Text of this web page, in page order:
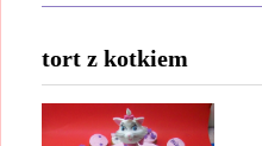
tort z kotkiem